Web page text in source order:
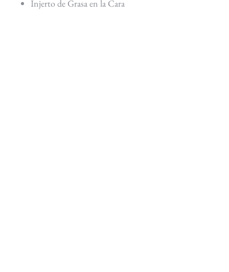
Injerto de Grasa en la Cara